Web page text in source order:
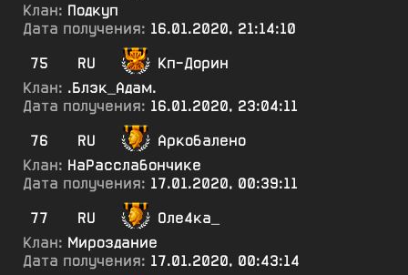
Клан: Подкуп
Дата получения: 16.01.2020, 21:14:10
75
RU
Кп-Дорин
Клан: .Блэк_Адам.
Дата получения: 16.01.2020, 23:04:11
76
RU
Аркобалено
Клан: НаРасслабончике
Дата получения: 17.01.2020, 00:39:11
77
RU
Оле4ка_
Клан: Мироздание
Дата получения: 17.01.2020, 00:43:14